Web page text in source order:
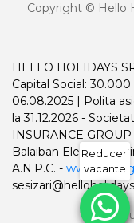
Copyright © Hello
HELLO HOLIDAYS
Capital Social:
06.08.2025 | Polita
la 31.12.2026 -
INSURANCE
Balaiban Elena
A.N.P.C. -
Reduceri
vacante